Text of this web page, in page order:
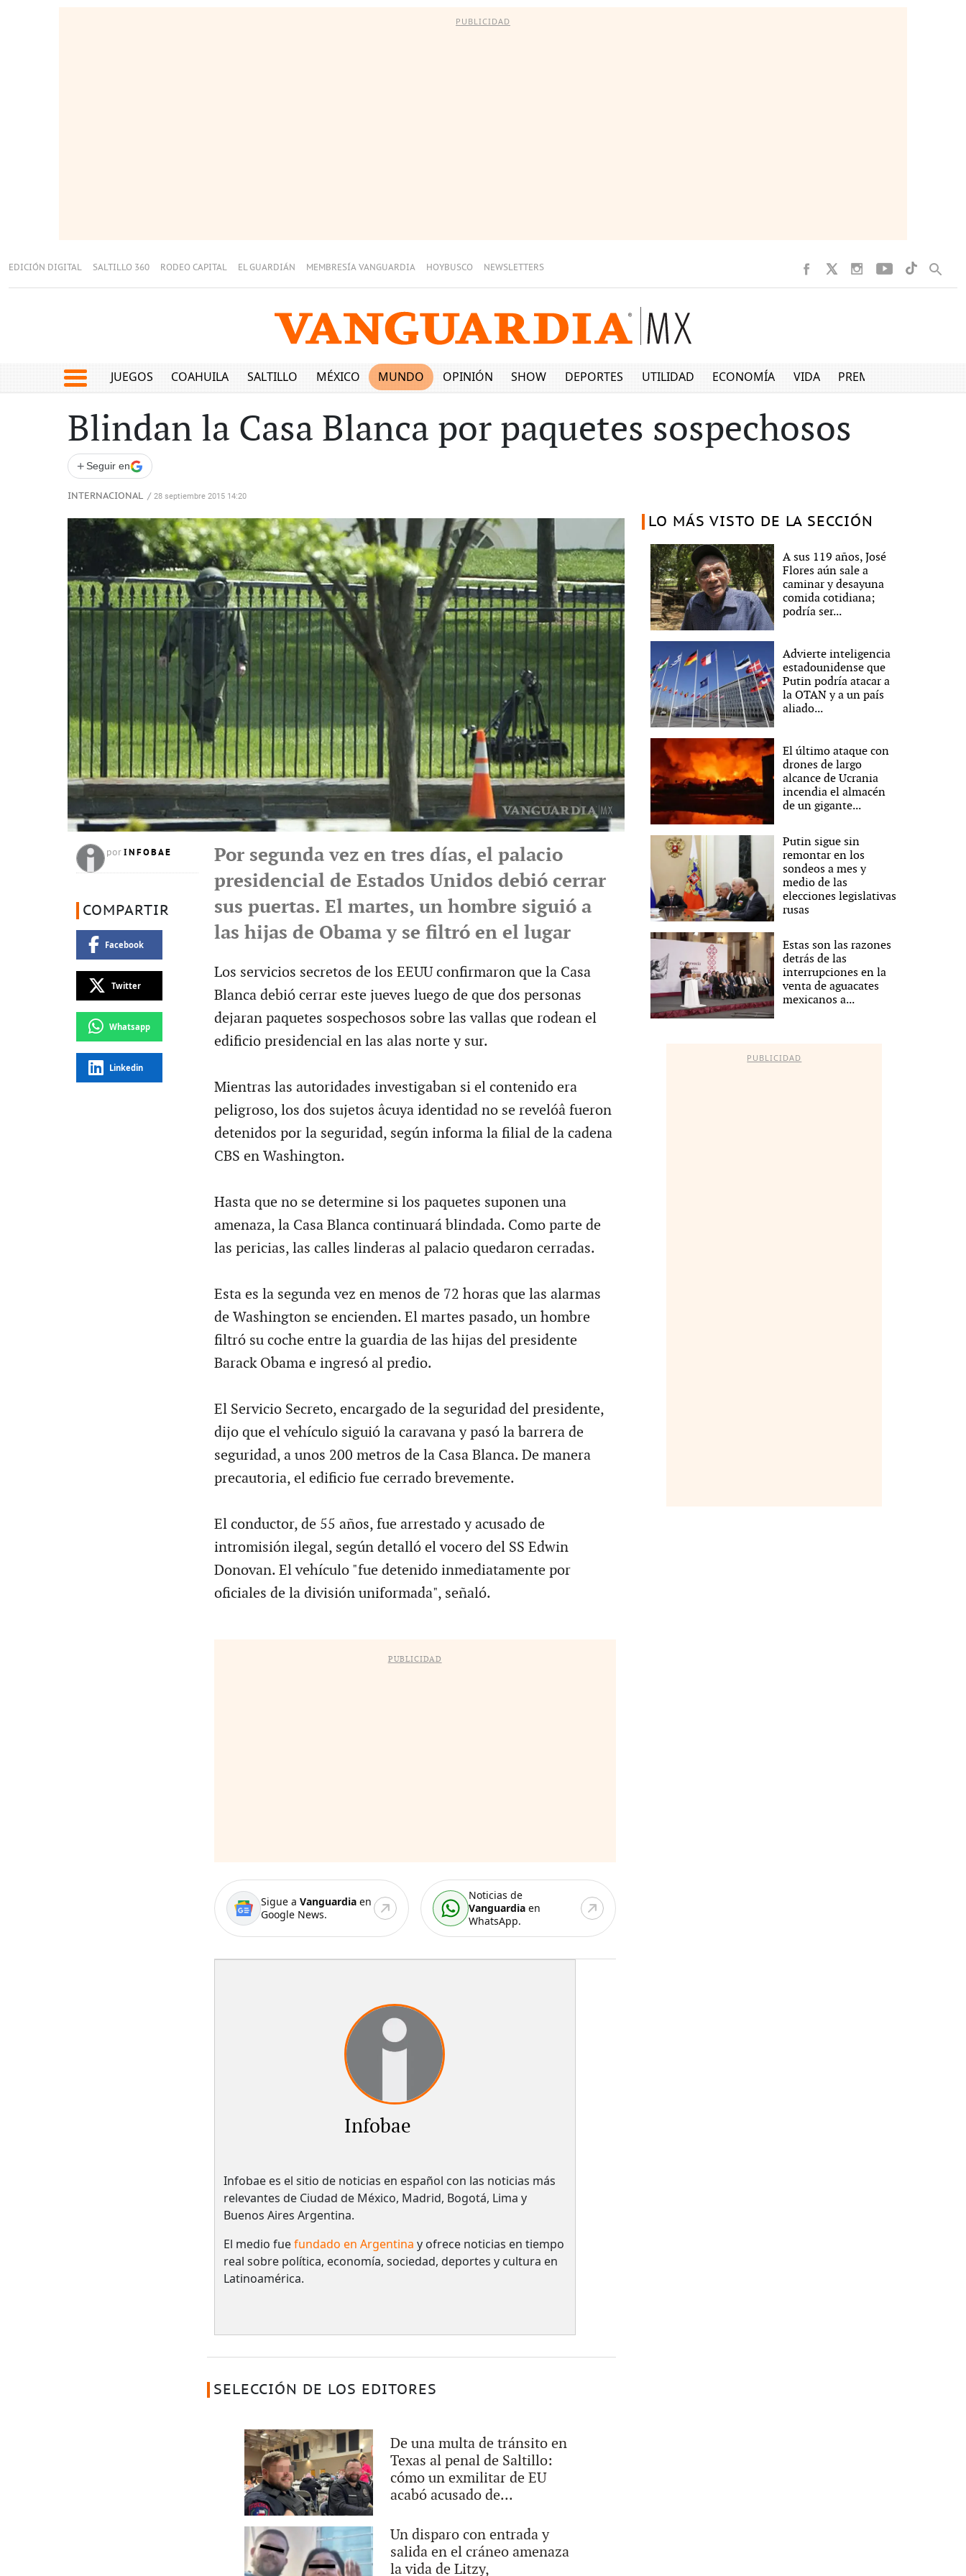
PUBLICIDAD
EDICIÓN DIGITAL SALTILLO 360 RODEO CAPITAL EL GUARDIÁN MEMBRESÍA VANGUARDIA HOYBUSCO NEWSLETTERS
JUEGOS COAHUILA SALTILLO MÉXICO MUNDO OPINIÓN SHOW DEPORTES UTILIDAD ECONOMÍA VIDA PREMIUM
Blindan la Casa Blanca por paquetes sospechosos
+ Seguir en
INTERNACIONAL / 28 septiembre 2015 14:20
por INFOBAE
COMPARTIR
Facebook
Twitter
Whatsapp
Linkedin
Por segunda vez en tres días, el palacio
presidencial de Estados Unidos debió cerrar
sus puertas. El martes, un hombre siguió a
las hijas de Obama y se filtró en el lugar
Los servicios secretos de los EEUU confirmaron que la Casa
Blanca debió cerrar este jueves luego de que dos personas
dejaran paquetes sospechosos sobre las vallas que rodean el
edificio presidencial en las alas norte y sur.
Mientras las autoridades investigaban si el contenido era
peligroso, los dos sujetos âcuya identidad no se revelóâ fueron
detenidos por la seguridad, según informa la filial de la cadena
CBS en Washington.
Hasta que no se determine si los paquetes suponen una
amenaza, la Casa Blanca continuará blindada. Como parte de
las pericias, las calles linderas al palacio quedaron cerradas.
Esta es la segunda vez en menos de 72 horas que las alarmas
de Washington se encienden. El martes pasado, un hombre
filtró su coche entre la guardia de las hijas del presidente
Barack Obama e ingresó al predio.
El Servicio Secreto, encargado de la seguridad del presidente,
dijo que el vehículo siguió la caravana y pasó la barrera de
seguridad, a unos 200 metros de la Casa Blanca. De manera
precautoria, el edificio fue cerrado brevemente.
El conductor, de 55 años, fue arrestado y acusado de
intromisión ilegal, según detalló el vocero del SS Edwin
Donovan. El vehículo "fue detenido inmediatamente por
oficiales de la división uniformada", señaló.
PUBLICIDAD
Sigue a Vanguardiaen
Google News.
Noticias de
Vanguardia en
WhatsApp.
Infobae
Infobae es el sitio de noticias en español con las noticias más
relevantes de Ciudad de México, Madrid, Bogotá, Lima y
Buenos Aires Argentina.
El medio fuefundado en Argentina y ofrece noticias en tiempo
real sobre política, economía, sociedad, deportes y cultura en
Latinoamérica.
SELECCIÓN DE LOS EDITORES
De una multa de tránsito en
Texas al penal de Saltillo:
cómo un exmilitar de EU
acabó acusado de...
Un disparo con entrada y
salida en el cráneo amenaza
la vida de Litzy,
LO MÁS VISTO DE LA SECCIÓN
A sus 119 años, José
Flores aún sale a
caminar y desayuna
comida cotidiana;
podría ser...
Advierte inteligencia
estadounidense que
Putin podría atacar a
la OTAN y a un país
aliado...
El último ataque con
drones de largo
alcance de Ucrania
incendia el almacén
de un gigante...
Putin sigue sin
remontar en los
sondeos a mes y
medio de las
elecciones legislativas
rusas
Estas son las razones
detrás de las
interrupciones en la
venta de aguacates
mexicanos a...
PUBLICIDAD